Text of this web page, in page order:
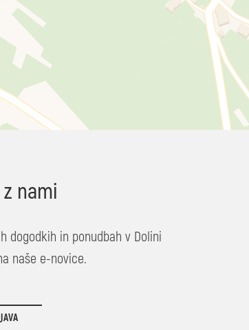
nami
dogodkih in ponudbah v Dolini
naše e-novice.